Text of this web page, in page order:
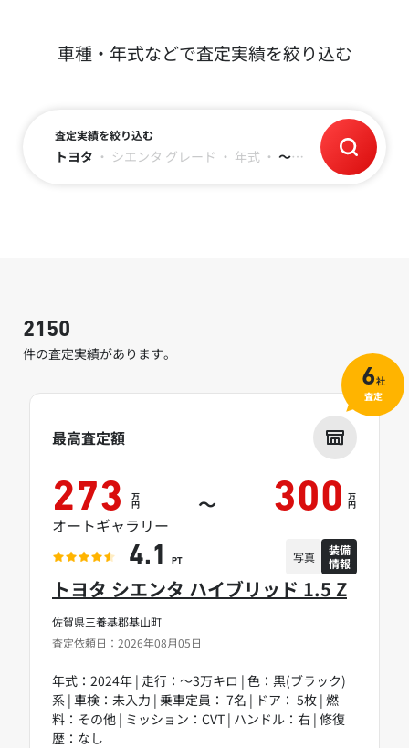
車種・年式などで査定実績を絞り込む
査定実績を絞り込む
トヨタ ・ シエンタ グレード ・ 年式 ・ ～3万キロ
2150
件の査定実績があります。
佐賀県三養基郡基山町
査定依頼日：2026年08月05日
トヨタ シエンタ ハイブリッド 1.5 Z
年式：2024年 | 走行：～3万キロ | 色：黒(ブラック)
系 | 車検：未入力 | 乗車定員： 7名 | ドア： 5枚 | 燃
料：その他 | ミッション：CVT | ハンドル：右 | 修復
歴：なし
最高査定額
273 万
円 ～ 300 万
円
オートギャラリー
4.1 PT 写真
装備
情報
6社
査定